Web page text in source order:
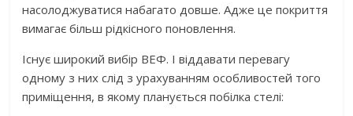
насолоджуватися набагато довше. Адже це покриття
вимагає більш рідкісного поновлення.
Існує широкий вибір ВЕФ. І віддавати перевагу
одному з них слід з урахуванням особливостей того
приміщення, в якому планується побілка стелі: